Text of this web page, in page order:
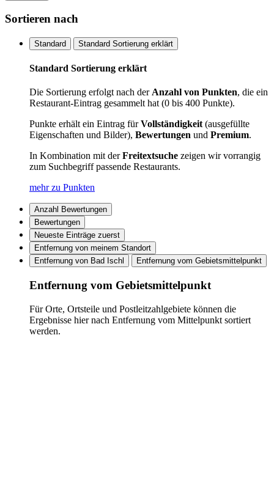
Sortieren nach
Standard Standard Sortierung erklärt
Standard Sortierung erklärt
Die Sortierung erfolgt nach der Anzahl von Punkten, die ein
Restaurant-Eintrag gesammelt hat (0 bis 400 Punkte).
Punkte erhält ein Eintrag fürVollständigkeit (ausgefüllte
Eigenschaften und Bilder), Bewertungen und Premium.
In Kombination mit derFreitextsuche zeigen wir vorrangig
zum Suchbegriff passende Restaurants.
mehr zu Punkten
Anzahl Bewertungen
Bewertungen
Neueste Einträge zuerst
Entfernung von meinem Standort
Entfernung von Bad Ischl
Entfernung vom Gebietsmittelpunkt
Entfernung vom Gebietsmittelpunkt
Für Orte, Ortsteile und Postleitzahlgebiete können die
Ergebnisse hier nach Entfernung vom Mittelpunkt sortiert
werden.